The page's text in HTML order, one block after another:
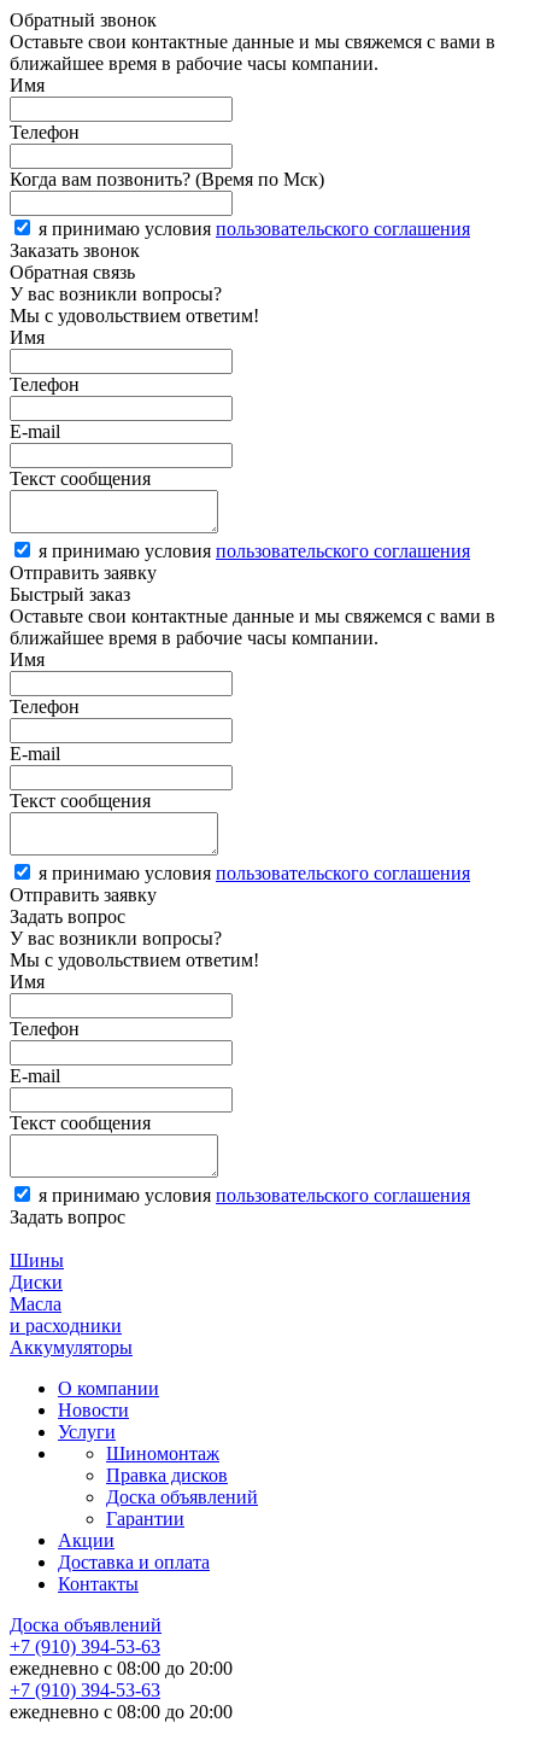
Обратный звонок
Оставьте свои контактные данные и мы свяжемся с вами в
ближайшее время в рабочие часы компании.
Имя
Телефон
Когда вам позвонить? (Время по Мск)
я принимаю условия пользовательского соглашения
Заказать звонок
Обратная связь
У вас возникли вопросы?
Мы с удовольствием ответим!
Имя
Телефон
E-mail
Текст сообщения
я принимаю условия пользовательского соглашения
Отправить заявку
Быстрый заказ
Оставьте свои контактные данные и мы свяжемся с вами в
ближайшее время в рабочие часы компании.
Имя
Телефон
E-mail
Текст сообщения
я принимаю условия пользовательского соглашения
Отправить заявку
Задать вопрос
У вас возникли вопросы?
Мы с удовольствием ответим!
Имя
Телефон
E-mail
Текст сообщения
я принимаю условия пользовательского соглашения
Задать вопрос
Шины
Диски
Масла
и расходники
Аккумуляторы
О компании
Новости
Услуги
Шиномонтаж
Правка дисков
Доска объявлений
Гарантии
Акции
Доставка и оплата
Контакты
Доска объявлений
+7 (910) 394-53-63
ежедневно с 08:00 до 20:00
+7 (910) 394-53-63
ежедневно с 08:00 до 20:00